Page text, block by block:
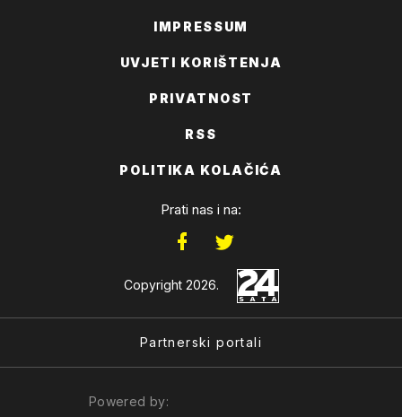
IMPRESSUM
UVJETI KORIŠTENJA
PRIVATNOST
RSS
POLITIKA KOLAČIĆA
Prati nas i na:
Copyright 2026.
Partnerski portali
Powered by: